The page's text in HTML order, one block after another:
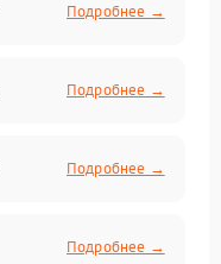
Подробнее →
Подробнее →
Подробнее →
Подробнее →